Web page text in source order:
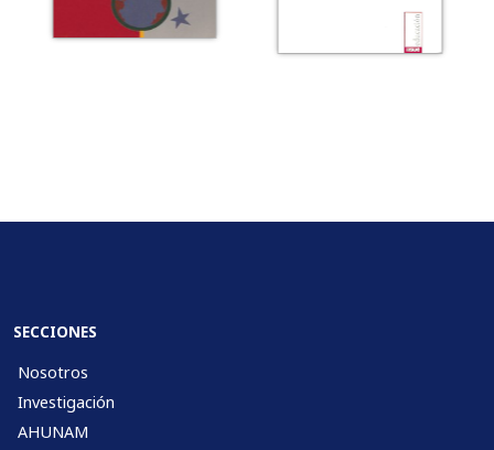
SECCIONES
Nosotros
Investigación
AHUNAM